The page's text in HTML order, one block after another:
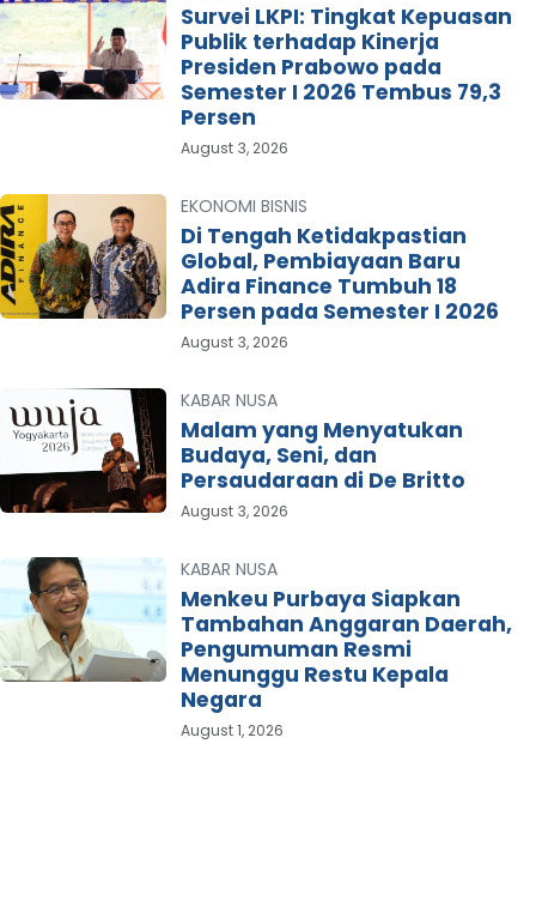
Survei LKPI: Tingkat Kepuasan
Publik terhadap Kinerja
Presiden Prabowo pada
Semester I 2026 Tembus 79,3
Persen
August 3, 2026
EKONOMI BISNIS
Di Tengah Ketidakpastian
Global, Pembiayaan Baru
Adira Finance Tumbuh 18
Persen pada Semester I 2026
August 3, 2026
KABAR NUSA
Malam yang Menyatukan
Budaya, Seni, dan
Persaudaraan di De Britto
August 3, 2026
KABAR NUSA
Menkeu Purbaya Siapkan
Tambahan Anggaran Daerah,
Pengumuman Resmi
Menunggu Restu Kepala
Negara
August 1, 2026